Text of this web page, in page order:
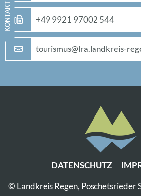
KON­TAKT +49 9921 97002 544
tou­ris­mus@​lra.​landkreis-
DA­TEN­SCHUTZ
© Land­kreis Re­gen, Po­sche­ts­rie­der